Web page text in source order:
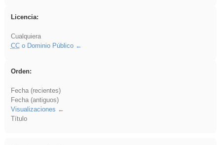
Licencia:
Cualquiera
CCo Dominio Público
Orden:
Fecha (recientes)
Fecha (antiguos)
Visualizaciones
Título